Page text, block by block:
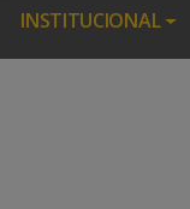
INSTITUCIONAL